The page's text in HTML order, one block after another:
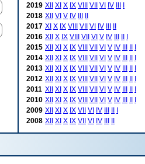
2019 XII XI X IX VIII VII VI IV
2018 XII VI V IV
2017 XI X IX VIII VII VI IV
2016 XII X IX VIII VII VI V IV
2015 XII XI X IX VIII VII VI V IV
2014 XII XI X IX VIII VII VI V IV
2013 XII XI X IX VIII VII VI V IV
2012 XII XI X IX VIII VII VI V IV
2011 XII XI X IX VIII VII VI V IV
2010 XII XI X IX VIII VII VI V IV
2009 XII XI X IX VII VI IV
2008 XII XI X IX VII VI IV